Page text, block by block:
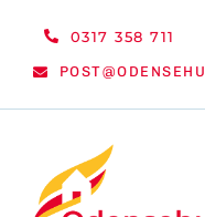
0317 358 711